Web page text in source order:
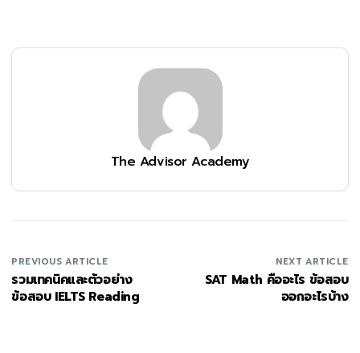
The Advisor Academy
PREVIOUS ARTICLE
รวมเทคนิคและตัวอย่าง
ข้อสอบ IELTS Reading
NEXT ARTICLE
SAT Math คืออะไร ข้อสอบ
ออกอะไรบ้าง